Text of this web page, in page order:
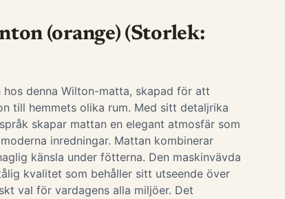
(orange) (Storlek:
denna Wilton-matta, skapad för att
till hemmets olika rum. Med sitt detaljrika
skapar mattan en elegant atmosfär som
inredningar. Mattan kombinerar
känsla under fötterna. Den maskinvävda
kvalitet som behåller sitt utseende över
val för vardagens alla miljöer. Det